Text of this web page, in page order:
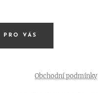
PRO VÁS
Obchodní podmínky